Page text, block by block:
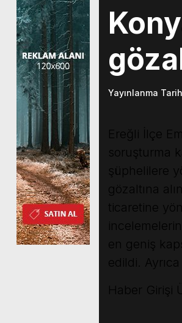
Yayınlanma
Ereğli İlçe
soruşturma
şüphelilere
gözaltına
ticaretine
en geniş
edildi.
Haber Girişi